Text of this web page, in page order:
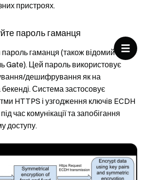
пристроях.
пароль гаманця
пароль гаманця (також відомий як
Gate). Цей пароль використовує
дешифрування як на
бекенді. Система застосовує
HTTPS і узгодження ключів ECDH
час комунікації та запобігання
доступу.